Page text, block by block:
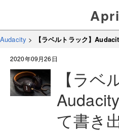
Audacity > 【ラベルトラック】
2020年09月26日
【ラベ
て書き